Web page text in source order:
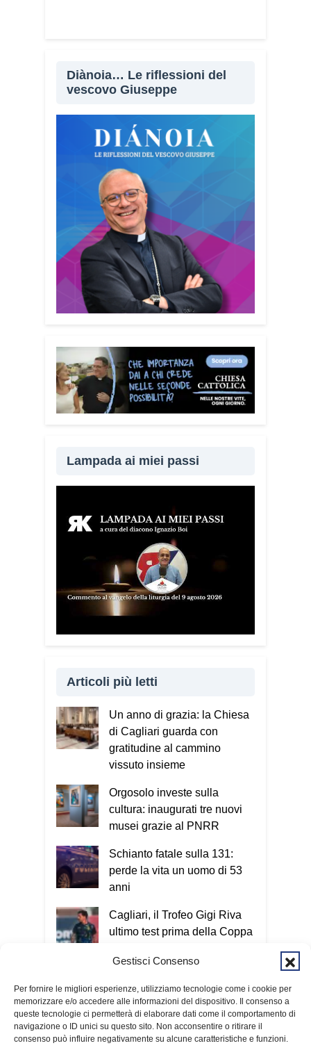
Gestisci Consenso
Per fornire le migliori esperienze, utilizziamo tecnologie come i cookie per
memorizzare e/o accedere alle informazioni del dispositivo. Il consenso a
queste tecnologie ci permetterà di elaborare dati come il comportamento di
navigazione o ID unici su questo sito. Non acconsentire o ritirare il
consenso può influire negativamente su alcune caratteristiche e funzioni.
Diànoia… Le riflessioni del
vescovo Giuseppe
Lampada ai miei passi
Articoli più letti
Un anno di grazia: la Chiesa
di Cagliari guarda con
gratitudine al cammino
vissuto insieme
Orgosolo investe sulla
cultura: inaugurati tre nuovi
musei grazie al PNRR
Schianto fatale sulla 131:
perde la vita un uomo di 53
anni
Cagliari, il Trofeo Gigi Riva
ultimo test prima della Coppa
Baturi ai giovani del Campo
internazionale Caritas